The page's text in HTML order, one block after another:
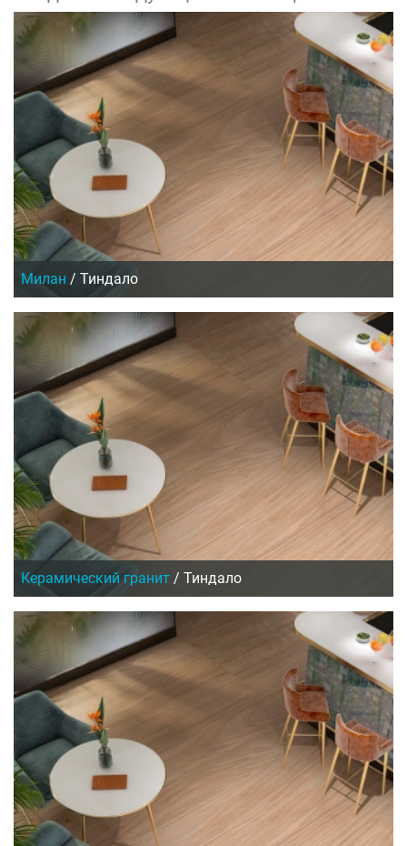
Милан / Тиндало
Керамический гранит / Тиндало